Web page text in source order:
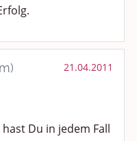
21.04.2011
Du in jedem Fall